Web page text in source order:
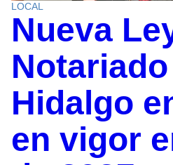
LOCAL
Nueva
Hidalgo
en vigor